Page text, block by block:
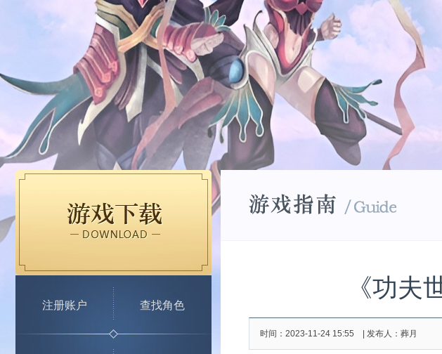
注册账户 查找角色
《功夫
时间：2023-11-24 15:55 | 发布人：葬月